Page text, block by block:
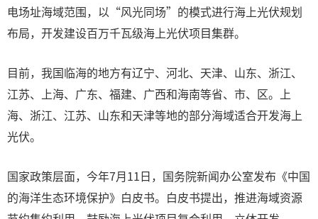
电场址海域范围，以“风光同场”的模式进行海上光伏规划
布局，开发建设百万千瓦级海上光伏项目集群。
目前，我国临海的地方有辽宁、河北、天津、山东、浙江、
江苏、上海、广东、福建、广西和海南等省、市、区。上
海、浙江、江苏、山东和天津等地的部分海域适合开发海上
光伏。
国家政策层面，今年7月11日，国务院新闻办公室发布《中国
的海洋生态环境保护》白皮书。白皮书提出，推进海域资源